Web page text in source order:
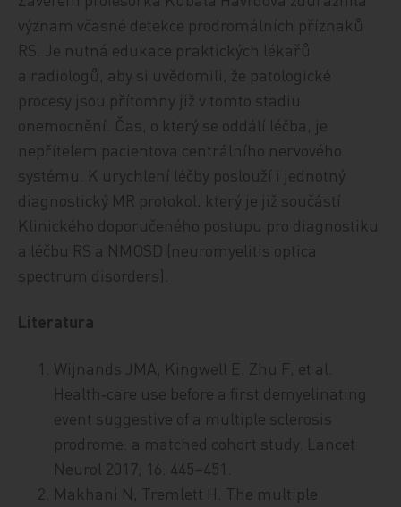
význam včasné detekce prodromálních příznaků
RS. Je nutná edukace praktických lékařů
a radiologů, aby si uvědomili, že patologické
procesy jsou přítomny již v tomto stadiu
onemocnění. Čas, o který se oddálí léčba, je
nepřítelem pacientova centrálního nervového
systému. K urychlení léčby poslouží i jednotný
diagnostický MR protokol, který je již součástí
Klinického doporučeného postupu pro diagnostiku
a léčbu RS a NMOSD (neuromyelitis optica
spectrum disorders).
Literatura
Wijnands JMA, Kingwell E, Zhu F, et al.
Health‑care use before a first demyelinating
event suggestive of a multiple sclerosis
prodrome: a matched cohort study. Lancet
Neurol 2017; 16: 445–451.
Makhani N, Tremlett H. The multiple